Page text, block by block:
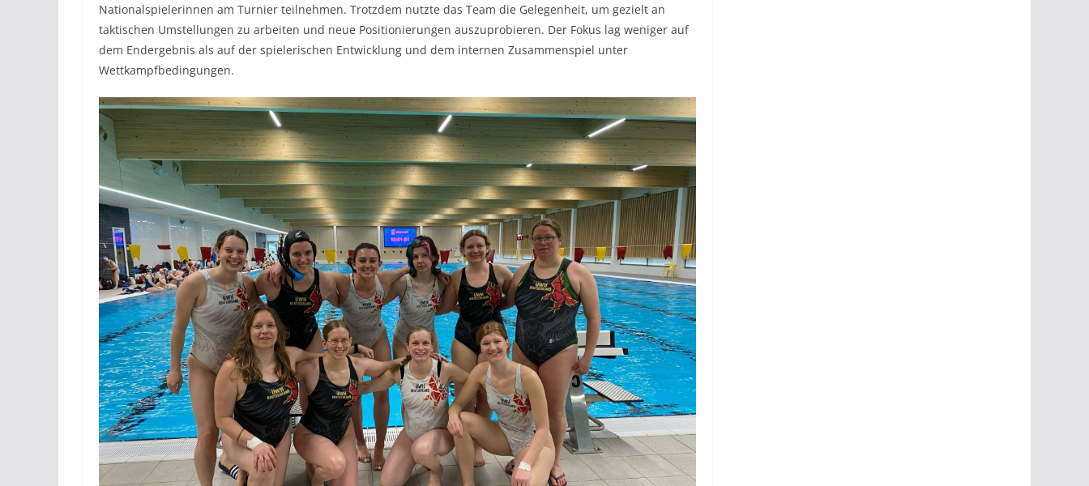
Nationalspielerinnen am Turnier teilnehmen. Trotzdem nutzte das Team die Gelegenheit, um gezielt an
taktischen Umstellungen zu arbeiten und neue Positionierungen auszuprobieren. Der Fokus lag weniger auf
dem Endergebnis als auf der spielerischen Entwicklung und dem internen Zusammenspiel unter
Wettkampfbedingungen.